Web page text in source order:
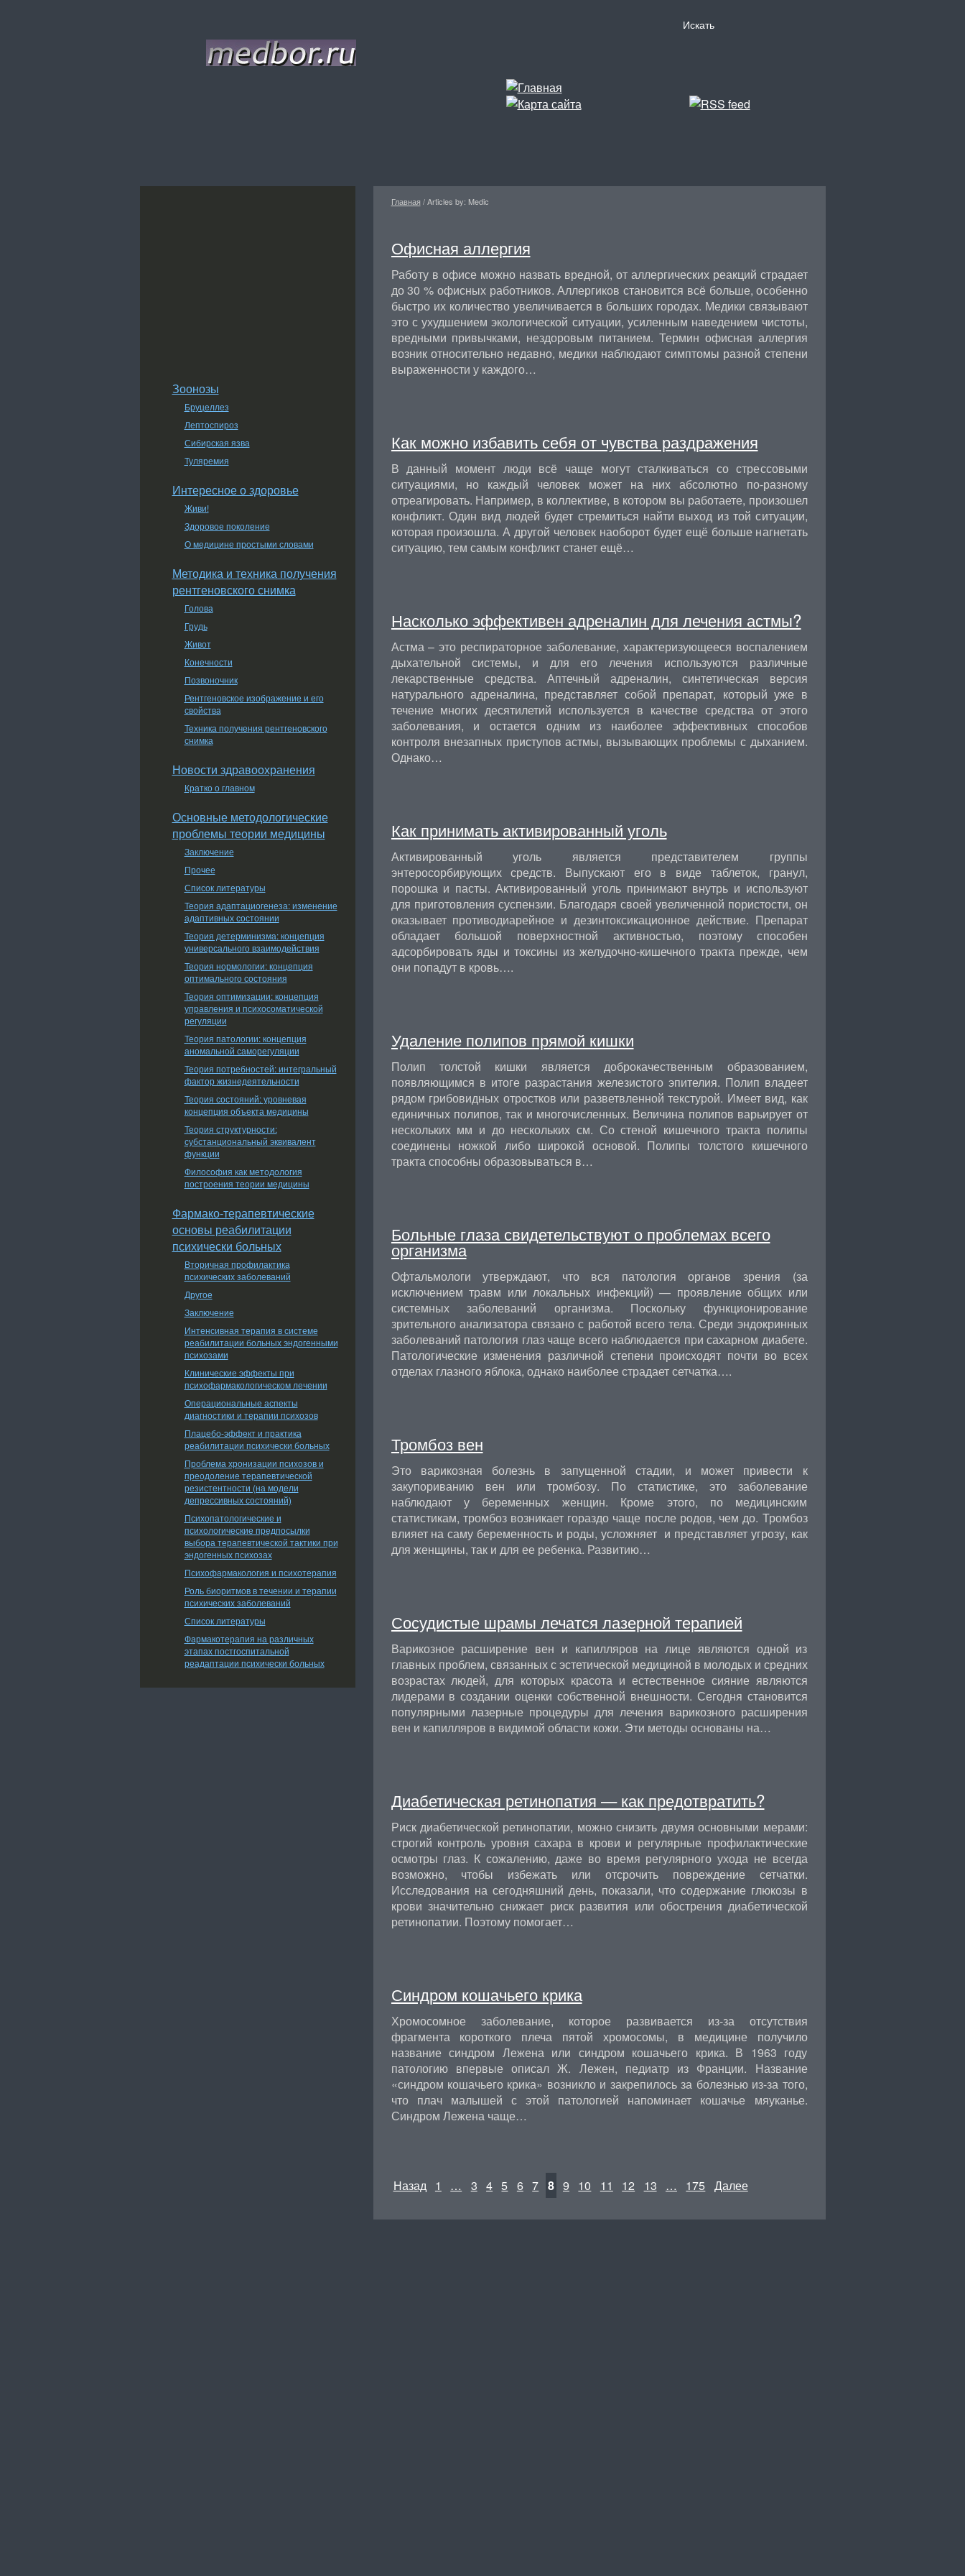
Главная /Articles by: Medic
Офисная аллергия
Работу в офисе можно назвать вредной, от аллергических реакций страдает
до 30 % офисных работников. Аллергиков становится всё больше, особенно
быстро их количество увеличивается в больших городах. Медики связывают
это с ухудшением экологической ситуации, усиленным наведением чистоты,
вредными привычками, нездоровым питанием. Термин офисная аллергия
возник относительно недавно, медики наблюдают симптомы разной степени
выраженности у каждого…
Как можно избавить себя от чувства раздражения
В данный момент люди всё чаще могут сталкиваться со стрессовыми
ситуациями, но каждый человек может на них абсолютно по-разному
отреагировать. Например, в коллективе, в котором вы работаете, произошел
конфликт. Один вид людей будет стремиться найти выход из той ситуации,
которая произошла. А другой человек наоборот будет ещё больше нагнетать
ситуацию, тем самым конфликт станет ещё…
Насколько эффективен адреналин для лечения астмы?
Астма – это респираторное заболевание, характеризующееся воспалением
дыхательной системы, и для его лечения используются различные
лекарственные средства. Аптечный адреналин, синтетическая версия
натурального адреналина, представляет собой препарат, который уже в
течение многих десятилетий используется в качестве средства от этого
заболевания, и остается одним из наиболее эффективных способов
контроля внезапных приступов астмы, вызывающих проблемы с дыханием.
Однако…
Как принимать активированный уголь
Активированный уголь является представителем группы
энтеросорбирующих средств. Выпускают его в виде таблеток, гранул,
порошка и пасты. Активированный уголь принимают внутрь и используют
для приготовления суспензии. Благодаря своей увеличенной пористости, он
оказывает противодиарейное и дезинтоксикационное действие. Препарат
обладает большой поверхностной активностью, поэтому способен
адсорбировать яды и токсины из желудочно-кишечного тракта прежде, чем
они попадут в кровь….
Удаление полипов прямой кишки
Полип толстой кишки является доброкачественным образованием,
появляющимся в итоге разрастания железистого эпителия. Полип владеет
рядом грибовидных отростков или разветвленной текстурой. Имеет вид, как
единичных полипов, так и многочисленных. Величина полипов варьирует от
нескольких мм и до нескольких см. Со стеной кишечного тракта полипы
соединены ножкой либо широкой основой. Полипы толстого кишечного
тракта способны образовываться в…
Больные глаза свидетельствуют о проблемах всего
организма
Офтальмологи утверждают, что вся патология органов зрения (за
исключением травм или локальных инфекций) — проявление общих или
системных заболеваний организма. Поскольку функционирование
зрительного анализатора связано с работой всего тела. Среди эндокринных
заболеваний патология глаз чаще всего наблюдается при сахарном диабете.
Патологические изменения различной степени происходят почти во всех
отделах глазного яблока, однако наиболее страдает сетчатка….
Тромбоз вен
Это варикозная болезнь в запущенной стадии, и может привести к
закупориванию вен или тромбозу. По статистике, это заболевание
наблюдают у беременных женщин. Кроме этого, по медицинским
статистикам, тромбоз возникает гораздо чаще после родов, чем до. Тромбоз
влияет на саму беременность и роды, усложняет и представляет угрозу, как
для женщины, так и для ее ребенка. Развитию…
Сосудистые шрамы лечатся лазерной терапией
Варикозное расширение вен и капилляров на лице являются одной из
главных проблем, связанных с эстетической медициной в молодых и средних
возрастах людей, для которых красота и естественное сияние являются
лидерами в создании оценки собственной внешности. Сегодня становится
популярными лазерные процедуры для лечения варикозного расширения
вен и капилляров в видимой области кожи. Эти методы основаны на…
Диабетическая ретинопатия — как предотвратить?
Риск диабетической ретинопатии, можно снизить двумя основными мерами:
строгий контроль уровня сахара в крови и регулярные профилактические
осмотры глаз. К сожалению, даже во время регулярного ухода не всегда
возможно, чтобы избежать или отсрочить повреждение сетчатки.
Исследования на сегодняшний день, показали, что содержание глюкозы в
крови значительно снижает риск развития или обострения диабетической
ретинопатии. Поэтому помогает…
Синдром кошачьего крика
Хромосомное заболевание, которое развивается из-за отсутствия
фрагмента короткого плеча пятой хромосомы, в медицине получило
название синдром Лежена или синдром кошачьего крика. В 1963 году
патологию впервые описал Ж. Лежен, педиатр из Франции. Название
«синдром кошачьего крика» возникло и закрепилось за болезнью из-за того,
что плач малышей с этой патологией напоминает кошачье мяуканье.
Синдром Лежена чаще…
Назад 1 … 3 4 5 6 7 8 9 10 11 12 13 … 175 Далее
Зоонозы
Бруцеллез
Лептоспироз
Сибирская язва
Туляремия
Интересное о здоровье
Живи!
Здоровое поколение
О медицине простыми словами
Методика и техника получения
рентгеновского снимка
Голова
Грудь
Живот
Конечности
Позвоночник
Рентгеновское изображение и его
свойства
Техника получения рентгеновского
снимка
Новости здравоохранения
Кратко о главном
Основные методологические
проблемы теории медицины
Заключение
Прочее
Список литературы
Теория адаптациогенеза: изменение
адаптивных состоянии
Теория детерминизма: концепция
универсального взаимодействия
Теория нормологии: концепция
оптимального состояния
Теория оптимизации: концепция
управления и психосоматической
регуляции
Теория патологии: концепция
аномальной саморегуляции
Теория потребностей: интегральный
фактор жизнедеятельности
Теория состояний: уровневая
концепция объекта медицины
Теория структурности:
субстанциональный эквивалент
функции
Философия как методология
построения теории медицины
Фармако-терапевтические
основы реабилитации
психически больных
Вторичная профилактика
психических заболеваний
Другое
Заключение
Интенсивная терапия в системе
реабилитации больных эндогенными
психозами
Клинические эффекты при
психофармакологическом лечении
Операциональные аспекты
диагностики и терапии психозов
Плацебо-эффект и практика
реабилитации психически больных
Проблема хронизации психозов и
преодоление терапевтической
резистентности (на модели
депрессивных состояний)
Психопатологические и
психологические предпосылки
выбора терапевтической тактики при
эндогенных психозах
Психофармакология и психотерапия
Роль биоритмов в течении и терапии
психических заболеваний
Список литературы
Фармакотерапия на различных
этапах постгоспитальной
реадаптации психически больных